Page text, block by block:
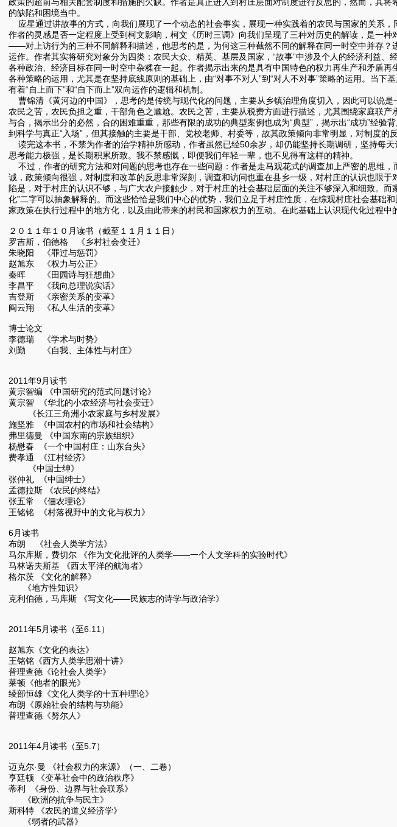
的缺陷和困境当中。
应星通过讲故事的方式，向我们展现了一个动态的社会事实，展现一种实践着的农民与国家的关系
作者的灵感是否一定程度上受到柯文影响，柯文《历时三调》向我们呈现了三种对历史的解读，是一
——对上访行为的三种不同解释和描述，他思考的是，为何这三种截然不同的解释在同一时空中并存？
运作。作者其实将研究对象分为四类：农民大众、精英、基层及国家，“故事”中涉及个人的经济利益、
各种政治、经济目标在同一时空中杂糅在一起。作者揭示出来的是具有中国特色的权力再生产和矛盾
各种策略的运用，尤其是在坚持底线原则的基础上，由“对事不对人”到“对人不对事”策略的运用。当下
有着“自上而下”和“自下而上”双向运作的逻辑和机制。
曹锦清《黄河边的中国》，思考的是传统与现代化的问题，主要从乡镇治理角度切入，因此可以
农民之苦，农民负担之重，干部角色之尴尬。农民之苦，主要从税费方面进行描述，尤其围绕家庭联
与合，揭示出分的必然，合的困难重重，那些有限的成功的典型案例也成为“典型”，揭示出“成功”经验
到科学与真正“入场”，但其接触的主要是干部、党校老师、村委等，故其政策倾向非常明显，对制度的反
读完这本书，不禁为作者的治学精神所感动，作者虽然已经50余岁，却仍能坚持长期调研，坚持每
思考能力极强，是长期积累所致。我不禁感慨，即便我们年轻一辈，也不见得有这样的精神。
不过，作者的研究方法和对问题的思考也存在一些问题：作者是走马观花式的调查加上严密的思维
诚，政策倾向很强，对制度和改革的反思非常深刻，调查和访问也重在县乡一级，对村庄的认识也限
陷是，对于村庄的认识不够，与广大农户接触少，对于村庄的社会基础层面的关注不够深入和细致。
化”二字可以抽象解释的。而这些恰恰是我们中心的优势，我们立足于村庄性质，在综观村庄社会基础
家政策在执行过程中的地方化，以及由此带来的村民和国家权力的互动。在此基础上认识现代化过程中
２０１１年１０月读书（截至１１月１１日）
罗吉斯，伯德格 《乡村社会变迁》
朱晓阳 《罪过与惩罚》
赵旭东 《权力与公正》
秦晖 《田园诗与狂想曲》
李昌平 《我向总理说实话》
吉登斯 《亲密关系的变革》
阎云翔 《私人生活的变革》
博士论文
李德瑞 《学术与时势》
刘勤 《自我、主体性与村庄》
2011年9月读书
黄宗智编 《中国研究的范式问题讨论》
黄宗智 《华北的小农经济与社会变迁》
《长江三角洲小农家庭与乡村发展》
施坚雅 《中国农村的市场和社会结构》
弗里德曼 《中国东南的宗族组织》
杨懋春 《一个中国村庄：山东台头》
费孝通 《江村经济》
《中国士绅》
张仲礼 《中国绅士》
孟德拉斯 《农民的终结》
张五常 《佃农理论》
王铭铭 《村落视野中的文化与权力》
6月读书
布朗 《社会人类学方法》
马尔库斯，费切尔 《作为文化批评的人类学——一个人文学科的实验时代》
马林诺夫斯基 《西太平洋的航海者》
格尔茨 《文化的解释》
《地方性知识》
克利伯德，马库斯 《写文化——民族志的诗学与政治学》
2011年5月读书（至6.11）
赵旭东《文化的表达》
王铭铭《西方人类学思潮十讲》
普理查德《论社会人类学》
莱顿《他者的眼光》
绫部恒雄《文化人类学的十五种理论》
布朗《原始社会的结构与功能》
普理查德《努尔人》
2011年4月读书（至5.7）
迈克尔·曼 《社会权力的来源》（一、二卷）
亨廷顿 《变革社会中的政治秩序》
蒂利 《身份、边界与社会联系》
《欧洲的抗争与民主》
斯科特 《农民的道义经济学》
《弱者的武器》